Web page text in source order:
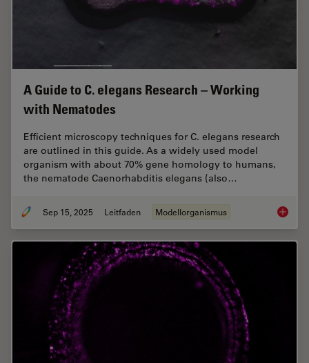
A Guide to C. elegans Research – Working
with Nematodes
Efficient microscopy techniques for C. elegans research
are outlined in this guide. As a widely used model
organism with about 70% gene homology to humans,
the nematode Caenorhabditis elegans (also…
Sep 15, 2025 Leitfaden Modellorganismus A